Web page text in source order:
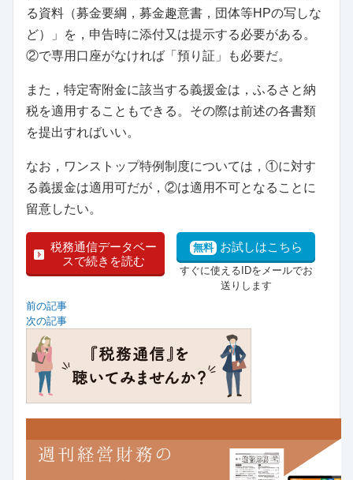
る資料（募金要綱，募金趣意書，団体等HPの写しな
ど）」を，申告時に添付又は提示する必要がある。
②で専用口座がなければ「預り証」も必要だ。
また，特定寄附金に該当する義援金は，ふるさと納
税を適用することもできる。その際は前述の各書類
を提出すればいい。
なお，ワンストップ特例制度については，①に対す
る義援金は適用可だが，②は適用不可となることに
留意したい。
税務通信データベー
スで続きを読む
無料 お試しはこちら
すぐに使えるIDをメールでお
送りします
前の記事
次の記事